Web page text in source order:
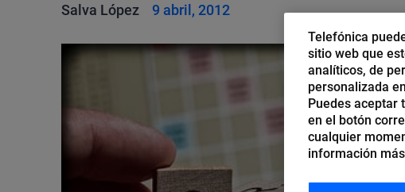
Salva López 9 abril, 2012
Telefónica
sitio web que
analíticos, de
personalizada
Puedes aceptar
en el botón
cualquier
información